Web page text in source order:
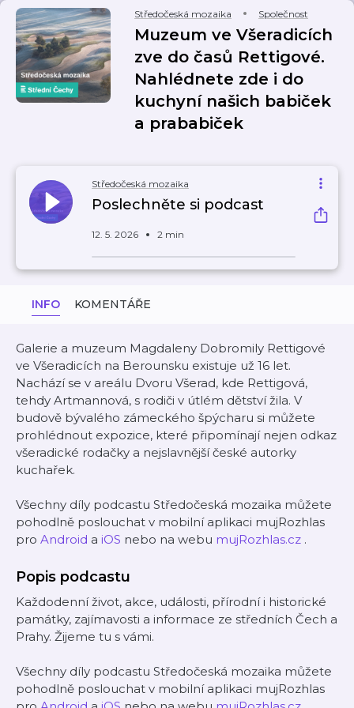
Středočeská mozaika Společnost
Muzeum ve Všeradicích
zve do časů Rettigové.
Nahlédnete zde i do
kuchyní našich babiček
a prababiček
Středočeská mozaika
Poslechněte si podcast
12. 5. 2026 2 min
INFO KOMENTÁŘE
Galerie a muzeum Magdaleny Dobromily Rettigové
ve Všeradicích na Berounsku existuje už 16 let.
Nachází se v areálu Dvoru Všerad, kde Rettigová,
tehdy Artmannová, s rodiči v útlém dětství žila. V
budově bývalého zámeckého špýcharu si můžete
prohlédnout expozice, které připomínají nejen odkaz
všeradické rodačky a nejslavnější české autorky
kuchařek.
Všechny díly podcastu Středočeská mozaika můžete
pohodlně poslouchat v mobilní aplikaci mujRozhlas
pro Android a iOS nebo na webu mujRozhlas.cz .
Popis podcastu
Každodenní život, akce, události, přírodní i historické
památky, zajímavosti a informace ze středních Čech a
Prahy. Žijeme tu s vámi.
Všechny díly podcastu Středočeská mozaika můžete
pohodlně poslouchat v mobilní aplikaci mujRozhlas